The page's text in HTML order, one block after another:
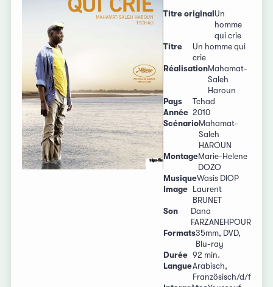
Titre original Un
homme
qui crie
Titre
Un homme qui
crie
RéalisationMahamat-
Saleh
Haroun
Pays
Tchad
Année 2010
ScénarioMahamat-
Saleh
HAROUN
MontageMarie-Helene
DOZO
MusiqueWasis DIOP
Image
Laurent
BRUNET
Son
Dana
FARZANEHPOUR
Formats35mm, DVD,
Blu-ray
Durée 92 min.
LangueArabisch,
Französisch/d/f